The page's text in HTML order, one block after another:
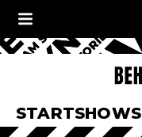
STARTSHOWS